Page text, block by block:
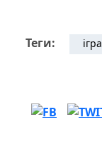
Теги: